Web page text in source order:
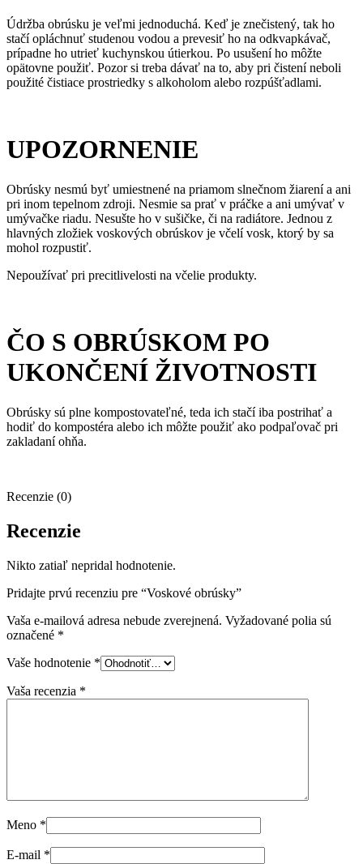
Údržba obrúsku je veľmi jednoduchá. Keď je znečistený, tak ho
stačí opláchnuť studenou vodou a prevesiť ho na odkvapkávač,
prípadne ho utrieť kuchynskou útierkou. Po usušení ho môžte
opätovne použiť. Pozor si treba dávať na to, aby pri čistení neboli
použité čistiace prostriedky s alkoholom alebo rozpúšťadlami.
UPOZORNENIE
Obrúsky nesmú byť umiestnené na priamom slnečnom žiarení a ani
pri inom tepelnom zdroji. Nesmie sa prať v práčke a ani umývať v
umývačke riadu. Nesušte ho v sušičke, či na radiátore. Jednou z
hlavných zložiek voskových obrúskov je včelí vosk, ktorý by sa
mohol rozpustiť.
Nepoužívať pri precitlivelosti na včelie produkty.
ČO S OBRÚSKOM PO
UKONČENÍ ŽIVOTNOSTI
Obrúsky sú plne kompostovateľné, teda ich stačí iba postrihať a
hodiť do kompostéra alebo ich môžte použiť ako podpaľovač pri
zakladaní ohňa.
Recenzie (0)
Recenzie
Nikto zatiaľ nepridal hodnotenie.
Pridajte prvú recenziu pre “Voskové obrúsky”
Vaša e-mailová adresa nebude zverejnená. Vyžadované polia sú
označené *
Vaše hodnotenie *
Vaša recenzia *
Meno *
E-mail *